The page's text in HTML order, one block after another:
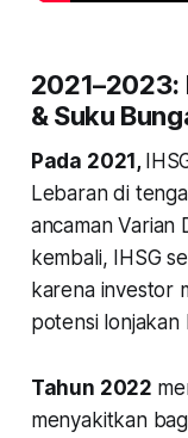
2021–2023:
& Suku
Pada 2021,
Lebaran di
ancaman Varian
kembali, IHSG
karena investor
potensi lonjakan
Tahun 2022
menyakitkan